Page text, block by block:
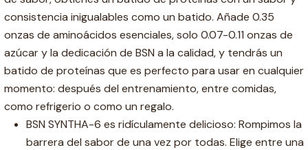
consistencia inigualables como un batido. Añade 0.35
onzas de aminoácidos esenciales, solo 0.07-0.11 onzas de
azúcar y la dedicación de BSN a la calidad, y tendrás un
batido de proteínas que es perfecto para usar en cualquier
momento: después del entrenamiento, entre comidas,
como refrigerio o como un regalo.
BSN SYNTHA-6 es ridículamente delicioso: Rompimos la
barrera del sabor de una vez por todas. Elige entre una